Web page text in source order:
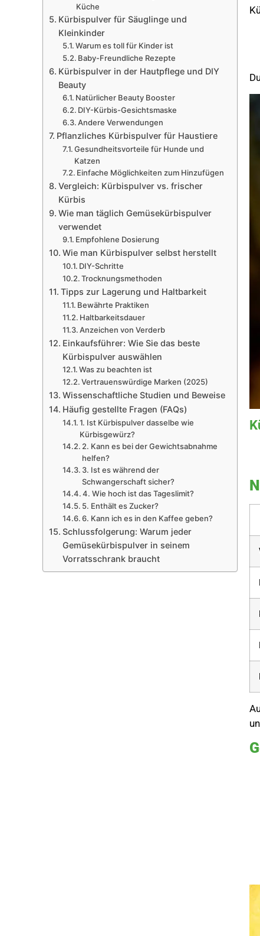
Küche
Kürbispulver für Säuglinge und
Kleinkinder
Warum es toll für Kinder ist
Baby-Freundliche Rezepte
Kürbispulver in der Hautpflege und DIY
Beauty
Natürlicher Beauty Booster
DIY-Kürbis-Gesichtsmaske
Andere Verwendungen
Pflanzliches Kürbispulver für Haustiere
Gesundheitsvorteile für Hunde und
Katzen
Einfache Möglichkeiten zum Hinzufügen
Vergleich: Kürbispulver vs. frischer
Kürbis
Wie man täglich Gemüsekürbispulver
verwendet
Empfohlene Dosierung
Wie man Kürbispulver selbst herstellt
DIY-Schritte
Trocknungsmethoden
Tipps zur Lagerung und Haltbarkeit
Bewährte Praktiken
Haltbarkeitsdauer
Anzeichen von Verderb
Einkaufsführer: Wie Sie das beste
Kürbispulver auswählen
Was zu beachten ist
Vertrauenswürdige Marken (2025)
Wissenschaftliche Studien und Beweise
Häufig gestellte Fragen (FAQs)
1. Ist Kürbispulver dasselbe wie
Kürbisgewürz?
2. Kann es bei der Gewichtsabnahme
helfen?
3. Ist es während der
Schwangerschaft sicher?
4. Wie hoch ist das Tageslimit?
5. Enthält es Zucker?
6. Kann ich es in den Kaffee geben?
Schlussfolgerung: Warum jeder
Gemüsekürbispulver in seinem
Vorratsschrank braucht